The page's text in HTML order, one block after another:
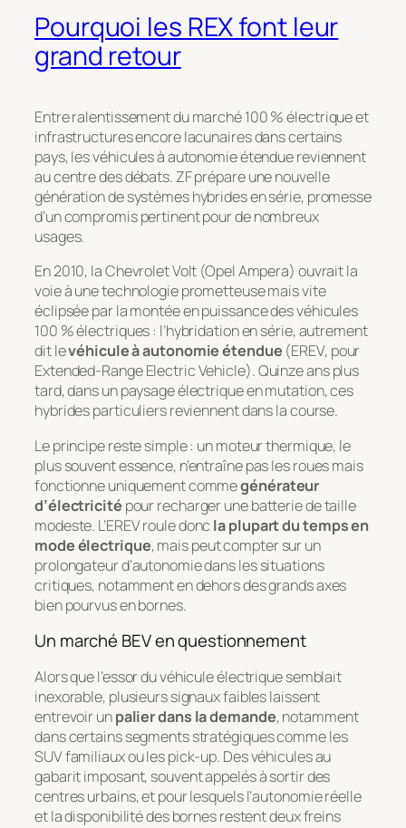
Pourquoi les REX font leur
grand retour
Entre ralentissement du marché 100 % électrique et
infrastructures encore lacunaires dans certains
pays, les véhicules à autonomie étendue reviennent
au centre des débats. ZF prépare une nouvelle
génération de systèmes hybrides en série, promesse
d’un compromis pertinent pour de nombreux
usages.
En 2010, la Chevrolet Volt (Opel Ampera) ouvrait la
voie à une technologie prometteuse mais vite
éclipsée par la montée en puissance des véhicules
100 % électriques : l’hybridation en série, autrement
dit levéhicule à autonomie étendue (EREV, pour
Extended-Range Electric Vehicle). Quinze ans plus
tard, dans un paysage électrique en mutation, ces
hybrides particuliers reviennent dans la course.
Le principe reste simple : un moteur thermique, le
plus souvent essence, n’entraîne pas les roues mais
fonctionne uniquement commegénérateur
d’électricité pour recharger une batterie de taille
modeste. L’EREV roule donc la plupart du temps en
mode électrique, mais peut compter sur un
prolongateur d’autonomie dans les situations
critiques, notamment en dehors des grands axes
bien pourvus en bornes.
Un marché BEV en questionnement
Alors que l’essor du véhicule électrique semblait
inexorable, plusieurs signaux faibles laissent
entrevoir unpalier dans la demande, notamment
dans certains segments stratégiques comme les
SUV familiaux ou les pick-up. Des véhicules au
gabarit imposant, souvent appelés à sortir des
centres urbains, et pour lesquels l’autonomie réelle
et la disponibilité des bornes restent deux freins